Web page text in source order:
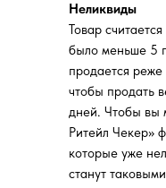
Неликвиды
Товар
было меньше 5
продается
чтобы продать
дней. Чтобы вы
Ритейл Чекер»
которые уже
станут